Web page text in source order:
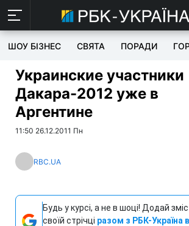
ШОУ БІЗНЕС СВЯТА ПОРАДИ
Украинские участники
Дакара-2012 уже в
Аргентине
11:50 26.12.2011 Пн
RBC.UA
Будь у курсі, а не в шоці! Додай
своїй стрічці разом з РБК-Україна в